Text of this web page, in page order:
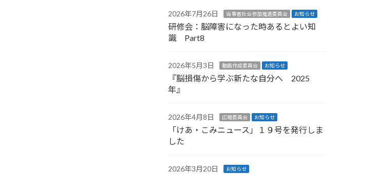
2026年7月26日 当事者社会参加推進委員会 お知らせ
研修会：脳障害になった時あるとよい知
識 Part8
2026年5月3日 動画作成委員会 お知らせ
『脳損傷から学ぶ新たな自分へ 2025
年』
2026年4月8日 広報委員会 お知らせ
「けあ・こみニュース」１９号を発行しま
した
2026年3月20日 お知らせ